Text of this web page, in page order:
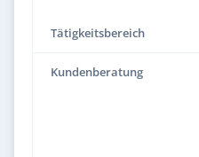
Tätigkeitsbereich
Kundenberatung